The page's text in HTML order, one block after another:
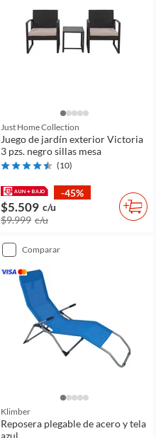
Just Home Collection
Juego de jardín exterior Victoria
3 pzs. negro sillas mesa
(10)
-45%
$5.509 c/u
$9.999 c/u
comparar
Klimber
Reposera plegable de acero y tela
azul